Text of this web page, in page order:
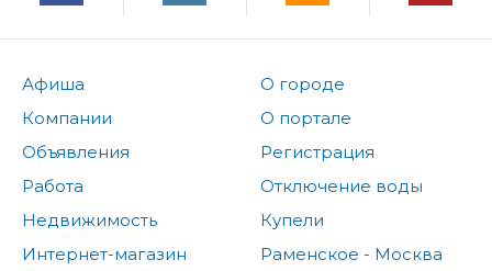
Афиша
Компании
Объявления
Работа
Недвижимость
Интернет-магазин
О городе
О портале
Регистрация
Отключение воды
Купели
Раменское - Москва